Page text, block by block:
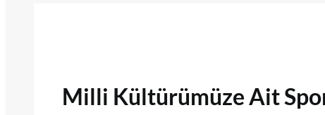
Milli Kültürümüze Ait